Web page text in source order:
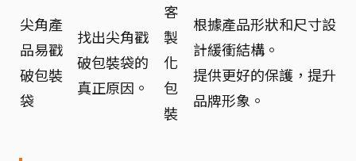
尖角產
品易戳
破包裝
袋
找出尖角戳
破包裝袋的
真正原因。
客
製
化
包
裝
根據產品形狀和尺寸設
計緩衝結構。
提供更好的保護，提升
品牌形象。